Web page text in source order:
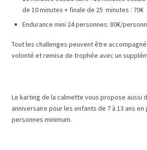
de 10 minutes + finale de 25 minutes : 70€
Endurance mini 24 personnes: 80€/
Tout les challenges peuvent être
volonté et remise de trophée avec un
Le karting de la calmette vous propose aussi
anniversaire pour les enfants de 7 à 13 ans en
personnes minimum.